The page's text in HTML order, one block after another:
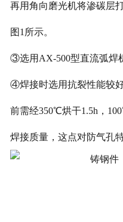
再用角向磨光机将渗碳层
图1所示。
③选用AX-500型直流弧焊
④焊接时选用抗裂性能较
前需经350℃烘干1.5h，
焊接质量，这点对防气孔